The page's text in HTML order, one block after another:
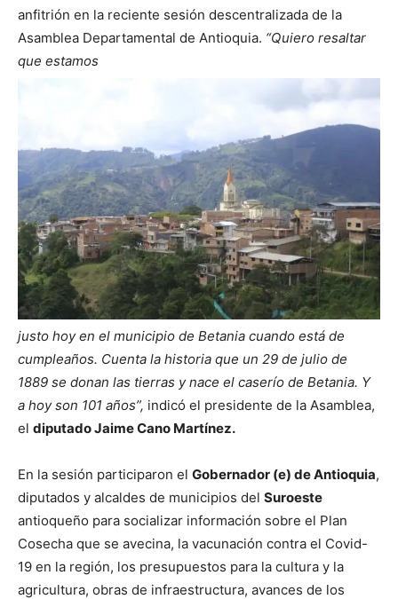
anfitrión en la reciente sesión descentralizada de la
Asamblea Departamental de Antioquia. “Quiero resaltar
que estamos
justo hoy en el municipio de Betania cuando está de
cumpleaños. Cuenta la historia que un 29 de julio de
1889 se donan las tierras y nace el caserío de Betania. Y
a hoy son 101 años”, indicó el presidente de la Asamblea,
el diputado Jaime Cano Martínez.
En la sesión participaron el Gobernador (e) de Antioquia,
diputados y alcaldes de municipios del Suroeste
antioqueño para socializar información sobre el Plan
Cosecha que se avecina, la vacunación contra el Covid-
19 en la región, los presupuestos para la cultura y la
agricultura, obras de infraestructura, avances de los